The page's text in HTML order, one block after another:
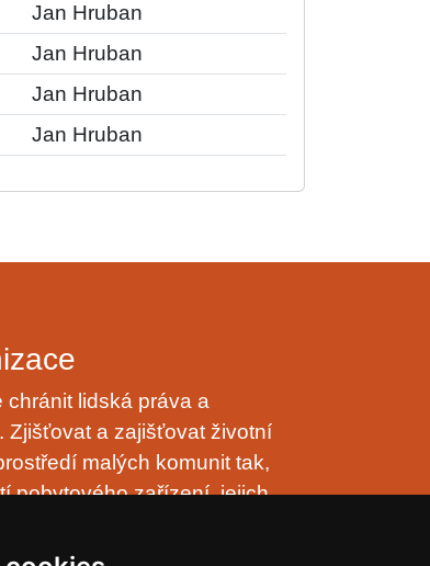
Jan Hruban
Jan Hruban
Jan Hruban
Jan Hruban
lidská práva a
Zjišťovat a zajišťovat životní
malých komunit tak,
pobytového zařízení, jejich
prostředí.